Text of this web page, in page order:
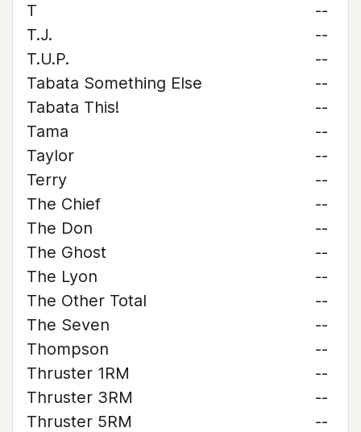
T
--
T.J.
--
T.U.P.
--
Tabata Something Else
--
Tabata This!
--
Tama
--
Taylor
--
Terry
--
The Chief
--
The Don
--
The Ghost
--
The Lyon
--
The Other Total
--
The Seven
--
Thompson
--
Thruster 1RM
--
Thruster 3RM
--
Thruster 5RM
--